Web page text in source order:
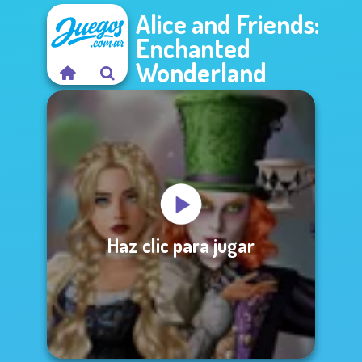
Alice and Friends:
Enchanted
Wonderland
Haz clic para jugar